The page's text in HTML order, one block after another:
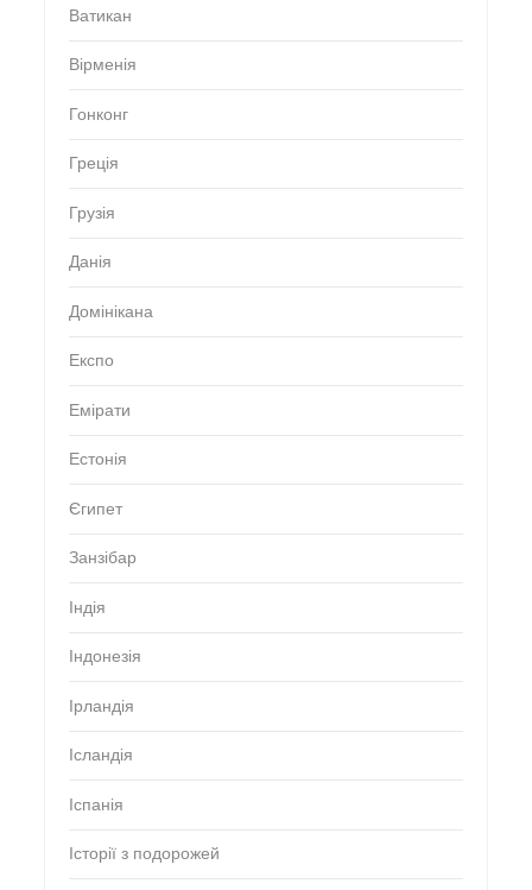
Ватикан
Вірменія
Гонконг
Греція
Грузія
Данія
Домінікана
Експо
Емірати
Естонія
Єгипет
Занзібар
Індія
Індонезія
Ірландія
Ісландія
Іспанія
Історії з подорожей